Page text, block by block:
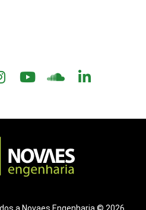
a Novaes Engenharia © 2026